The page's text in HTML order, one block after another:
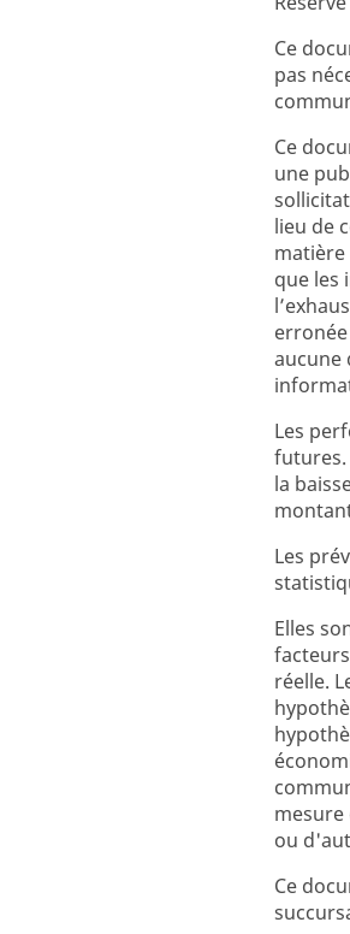
Ce
pas
Ce
une
lieu de
matière
que les
aucune
Les
futures.
la
Les
Elles
réelle.
mesure
ou
Ce